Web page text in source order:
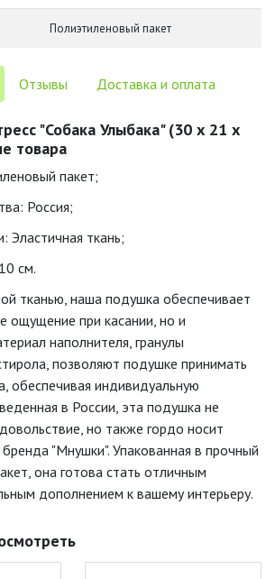
Полиэтиленовый пакет
Отзывы Доставка и оплата
"Собака Улыбака" (30 х 21 х
товара
пакет;
Россия;
Эластичная ткань;
см.
тканью, наша подушка обеспечивает
ощущение при касании, но и
наполнителя, гранулы
позволяют подушке принимать
обеспечивая индивидуальную
в России, эта подушка не
но также гордо носит
"Мнушки". Упакованная в прочный
она готова стать отличным
дополнением к вашему интерьеру.